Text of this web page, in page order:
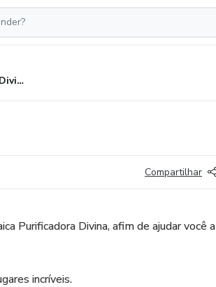
Oração Hebráica Divina
Compartilhar
Purificadora Divina, afim de ajudar você a
incríveis.